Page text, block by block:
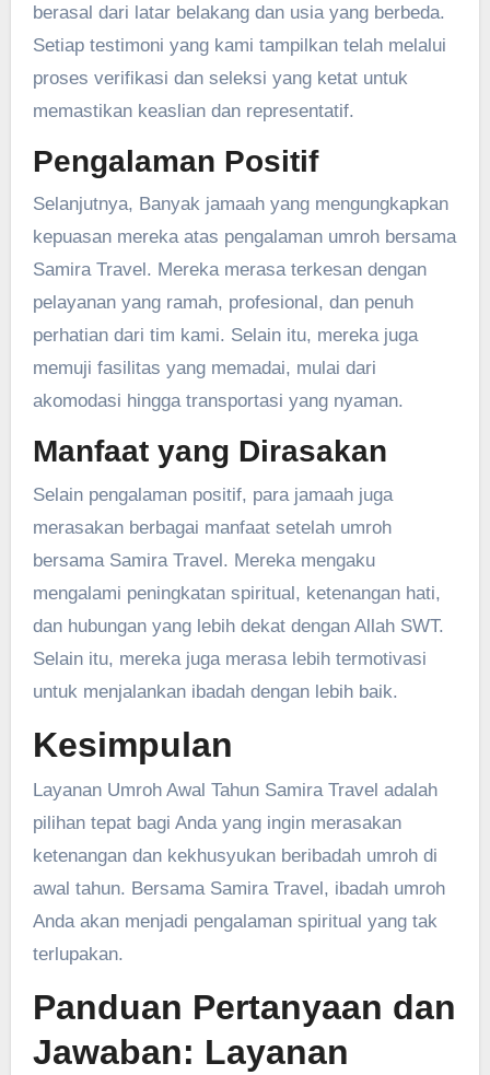
berasal dari latar belakang dan usia yang berbeda.
Setiap testimoni yang kami tampilkan telah melalui
proses verifikasi dan seleksi yang ketat untuk
memastikan keaslian dan representatif.
Pengalaman Positif
Selanjutnya, Banyak jamaah yang mengungkapkan
kepuasan mereka atas pengalaman umroh bersama
Samira Travel. Mereka merasa terkesan dengan
pelayanan yang ramah, profesional, dan penuh
perhatian dari tim kami. Selain itu, mereka juga
memuji fasilitas yang memadai, mulai dari
akomodasi hingga transportasi yang nyaman.
Manfaat yang Dirasakan
Selain pengalaman positif, para jamaah juga
merasakan berbagai manfaat setelah umroh
bersama Samira Travel. Mereka mengaku
mengalami peningkatan spiritual, ketenangan hati,
dan hubungan yang lebih dekat dengan Allah SWT.
Selain itu, mereka juga merasa lebih termotivasi
untuk menjalankan ibadah dengan lebih baik.
Kesimpulan
Layanan Umroh Awal Tahun Samira Travel adalah
pilihan tepat bagi Anda yang ingin merasakan
ketenangan dan kekhusyukan beribadah umroh di
awal tahun. Bersama Samira Travel, ibadah umroh
Anda akan menjadi pengalaman spiritual yang tak
terlupakan.
Panduan Pertanyaan dan
Jawaban: Layanan